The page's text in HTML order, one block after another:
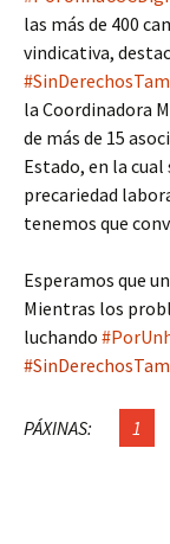
las más de 400
vindicativa,
la Coordinadora
de más de 15
Estado, en la
precariedad
tenemos que
Esperamos que
Mientras los
luchando
PÁXINAS: 1